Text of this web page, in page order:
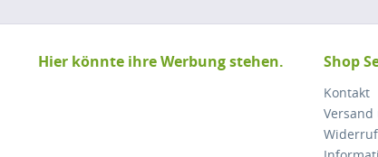
Hier könnte ihre Werbung stehen. Shop
Kontakt